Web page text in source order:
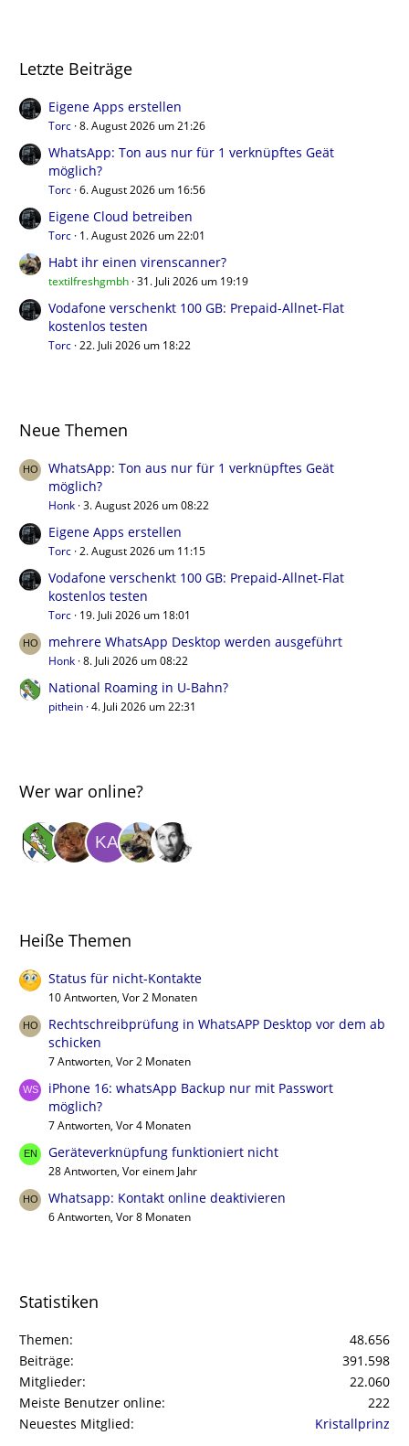
Letzte Beiträge
Eigene Apps erstellen
Torc 8. August 2026 um 21:26
WhatsApp: Ton aus nur für 1 verknüpftes Geät
möglich?
Torc 6. August 2026 um 16:56
Eigene Cloud betreiben
Torc 1. August 2026 um 22:01
Habt ihr einen virenscanner?
textilfreshgmbh 31. Juli 2026 um 19:19
Vodafone verschenkt 100 GB: Prepaid-Allnet-Flat
kostenlos testen
Torc 22. Juli 2026 um 18:22
Neue Themen
WhatsApp: Ton aus nur für 1 verknüpftes Geät
möglich?
Honk 3. August 2026 um 08:22
Eigene Apps erstellen
Torc 2. August 2026 um 11:15
Vodafone verschenkt 100 GB: Prepaid-Allnet-Flat
kostenlos testen
Torc 19. Juli 2026 um 18:01
mehrere WhatsApp Desktop werden ausgeführt
Honk 8. Juli 2026 um 08:22
National Roaming in U-Bahn?
pithein 4. Juli 2026 um 22:31
Wer war online?
Heiße Themen
Status für nicht-Kontakte
10 Antworten, Vor 2 Monaten
Rechtschreibprüfung in WhatsAPP Desktop vor dem ab
schicken
7 Antworten, Vor 2 Monaten
iPhone 16: whatsApp Backup nur mit Passwort
möglich?
7 Antworten, Vor 4 Monaten
Geräteverknüpfung funktioniert nicht
28 Antworten, Vor einem Jahr
Whatsapp: Kontakt online deaktivieren
6 Antworten, Vor 8 Monaten
Statistiken
Themen
48.656
Beiträge
391.598
Mitglieder
22.060
Meiste Benutzer online
222
Neuestes Mitglied
Kristallprinz